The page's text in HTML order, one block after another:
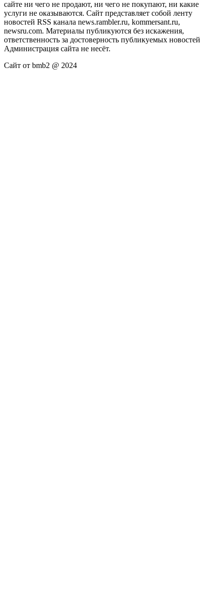
сайте ни чего не продают, ни чего не покупают, ни какие
услуги не оказываются. Сайт представляет собой ленту
новостей RSS канала news.rambler.ru, kommersant.ru,
newsru.com. Материалы публикуются без искажения,
ответственность за достоверность публикуемых новостей
Администрация сайта не несёт.
Сайт от bmb2 @ 2024